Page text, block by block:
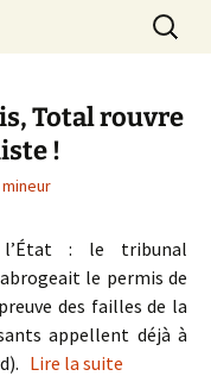
Mines
Total rouvre
!
: le tribunal
le permis de
des failles de la
appellent déjà à
Lire la suite